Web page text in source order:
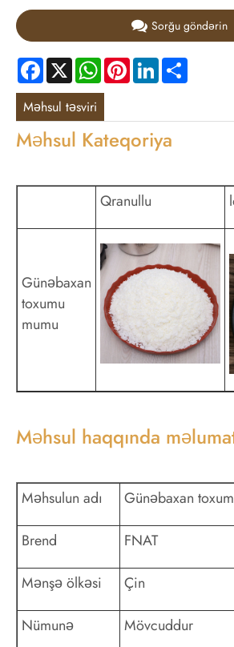
Sorğu göndərin
Facebook
X WhatsApp
PinterestLinkedIn
Məhsul təsviri
Məhsul Kateqoriya
Qranullu
Günəbaxan
toxumu
mumu
Məhsul haqqında
Məhsulun adı Günəbaxan
Brend FNAT
Mənşə ölkəsi Çin
Nümunə Mövcuddur